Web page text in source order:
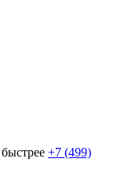
+7 (499)